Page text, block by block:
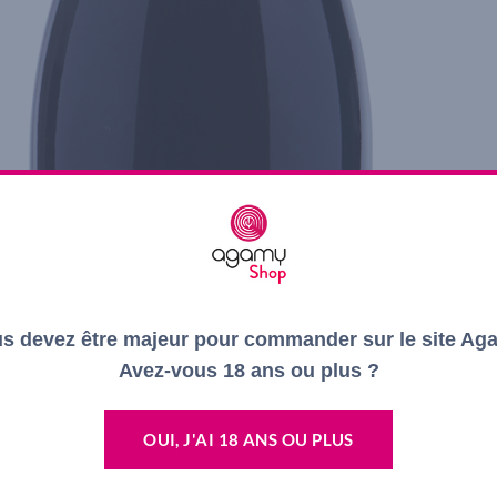
devez être majeur pour commander sur le site
Avez-vous 18 ans ou plus ?
OUI, J'AI 18 ANS OU PLUS